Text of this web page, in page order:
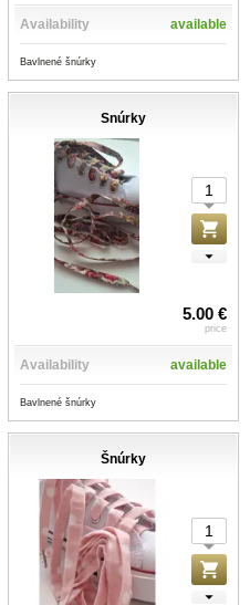
Availability available
Bavlnené šnúrky
Snúrky
5.00 €
price
Availability available
Bavlnené šnúrky
Šnúrky